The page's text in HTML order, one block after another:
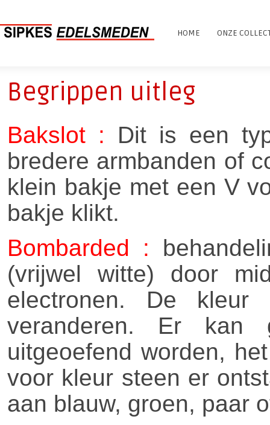
HOME ONZE
Begrippen uitleg
Bakslot : Dit is een
bredere armbanden of
klein bakje met een V
bakje klikt.
Bombarded :
(vrijwel witte) door
electronen. De
veranderen. Er
uitgeoefend worden,
voor kleur steen er
aan blauw, groen, paar